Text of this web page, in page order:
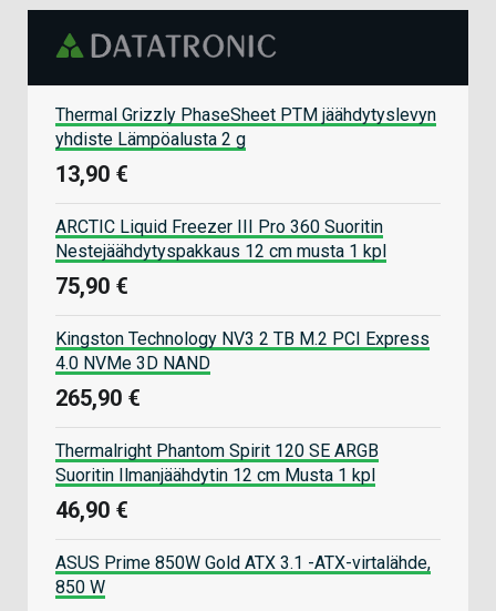
Thermal Grizzly PhaseSheet PTM jäähdytyslevyn
yhdiste Lämpöalusta 2 g
13,90 €
ARCTIC Liquid Freezer III Pro 360 Suoritin
Nestejäähdytyspakkaus 12 cm musta 1 kpl
75,90 €
Kingston Technology NV3 2 TB M.2 PCI Express
4.0 NVMe 3D NAND
265,90 €
Thermalright Phantom Spirit 120 SE ARGB
Suoritin Ilmanjäähdytin 12 cm Musta 1 kpl
46,90 €
ASUS Prime 850W Gold ATX 3.1 -ATX-virtalähde,
850 W